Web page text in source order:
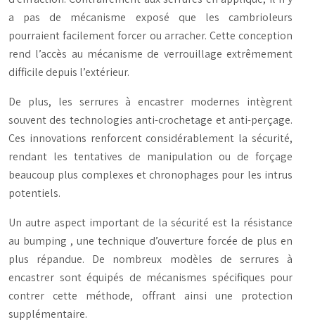
a pas de mécanisme exposé que les cambrioleurs
pourraient facilement forcer ou arracher. Cette conception
rend l’accès au mécanisme de verrouillage extrêmement
difficile depuis l’extérieur.
De plus, les serrures à encastrer modernes intègrent
souvent des technologies anti-crochetage et anti-perçage.
Ces innovations renforcent considérablement la sécurité,
rendant les tentatives de manipulation ou de forçage
beaucoup plus complexes et chronophages pour les intrus
potentiels.
Un autre aspect important de la sécurité est la résistance
au bumping , une technique d’ouverture forcée de plus en
plus répandue. De nombreux modèles de serrures à
encastrer sont équipés de mécanismes spécifiques pour
contrer cette méthode, offrant ainsi une protection
supplémentaire.